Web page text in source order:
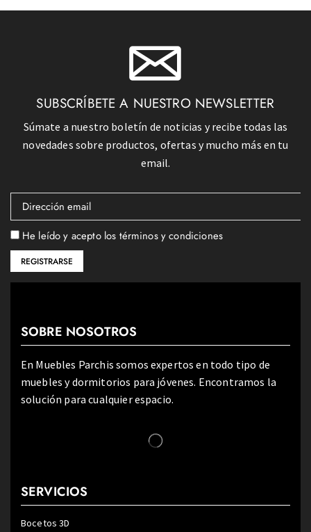
SUBSCRÍBETE A NUESTRO NEWSLETTER
Súmate a nuestro boletín de noticias y recibe todas las
novedades sobre productos, ofertas y mucho más en tu
email.
He leído y acepto los términos y condiciones
SOBRE NOSOTROS
En Muebles Parchis somos expertos en todo tipo de
muebles y dormitorios para jóvenes. Encontramos la
solución para cualquier espacio.
SERVICIOS
Bocetos 3D